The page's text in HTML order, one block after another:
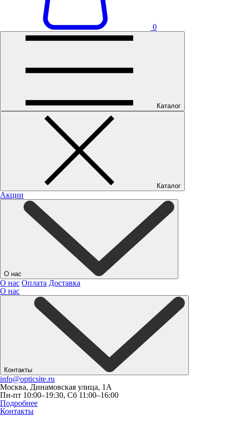
0
Каталог
Каталог
Акции
О нас
О нас Оплата Доставка
О нас
Контакты
info@opticsite.ru
Москва, Динамовская улица, 1А
Пн-пт 10:00–19:30, Сб 11:00–16:00
Подробнее
Контакты